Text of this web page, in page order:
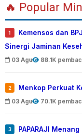
🔥 Popular
1
Kemensos dan
Sinergi Jaminan
03 Agu 88.1K
2 Menkop Perkuat
03 Agu 70.1K
3
PAPARAJI